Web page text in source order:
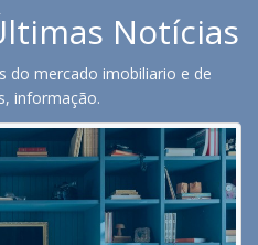
Notícias
do mercado imobiliario e de
informação.